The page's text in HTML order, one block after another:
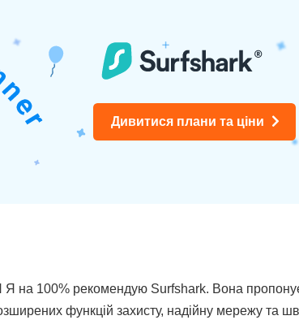
Дивитися плани та ціни
на 100% рекомендую Surfshark. Вона пропонує
функцій захисту, надійну мережу та